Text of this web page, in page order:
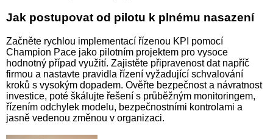
Jak postupovat od pilotu k plnému nasazení
Začněte rychlou implementací řízenou KPI pomocí
Champion Pace jako pilotním projektem pro vysoce
hodnotný případ využití. Zajistěte připravenost dat napříč
firmou a nastavte pravidla řízení vyžadující schvalování
kroků s vysokým dopadem. Ověřte bezpečnost a návratnost
investice, poté škálujte řešení s průběžným monitoringem,
řízením odchylek modelu, bezpečnostními kontrolami a
jasně vedenou změnou v organizaci.